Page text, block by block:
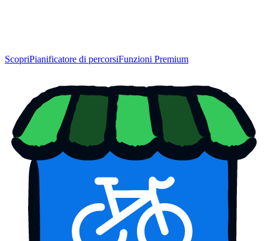
ScopriPianificatore di percorsiFunzioni Premium